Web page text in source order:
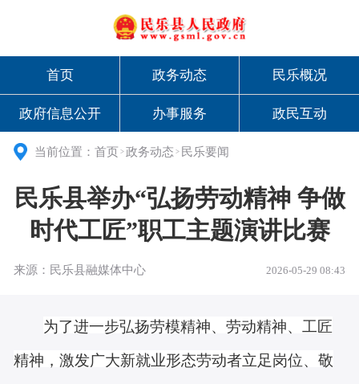
首页 政务动态 民乐概况
政府信息公开 办事服务 政民互动
当前位置：首页 > 政务动态 > 民乐要闻
民乐县举办“弘扬劳动精神 争做
时代工匠”职工主题演讲比赛
来源：民乐县融媒体中心 2026-05-29 08:43
为了进一步弘扬劳模精神、劳动精神、工匠
精神，激发广大新就业形态劳动者立足岗位、敬